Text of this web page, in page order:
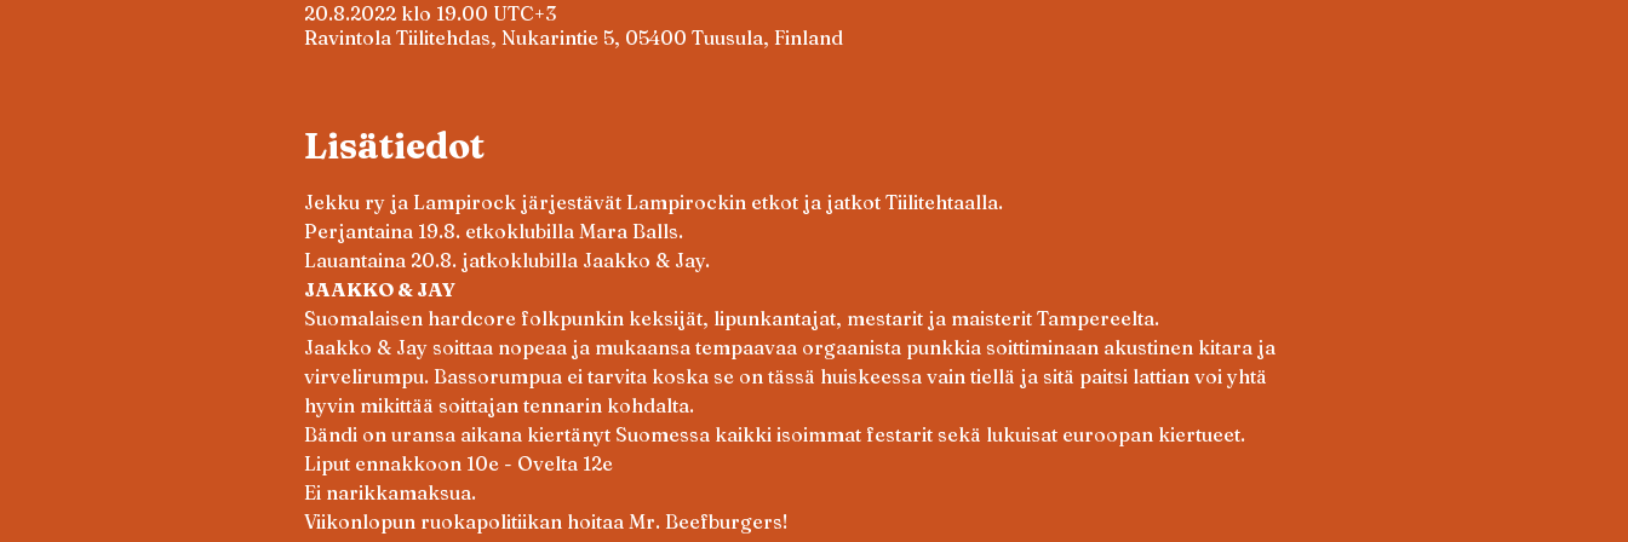
20.8.2022 klo 19.00 UTC+3
Ravintola Tiilitehdas, Nukarintie 5, 05400 Tuusula, Finland
Lisätiedot
Jekku ry ja Lampirock järjestävät Lampirockin etkot ja jatkot Tiilitehtaalla.
Perjantaina 19.8. etkoklubilla Mara Balls.
Lauantaina 20.8. jatkoklubilla Jaakko & Jay.
JAAKKO & JAY
Suomalaisen hardcore folkpunkin keksijät, lipunkantajat, mestarit ja maisterit Tampereelta.
Jaakko & Jay soittaa nopeaa ja mukaansa tempaavaa orgaanista punkkia soittiminaan akustinen kitara ja
virvelirumpu. Bassorumpua ei tarvita koska se on tässä huiskeessa vain tiellä ja sitä paitsi lattian voi yhtä
hyvin mikittää soittajan tennarin kohdalta.
Bändi on uransa aikana kiertänyt Suomessa kaikki isoimmat festarit sekä lukuisat euroopan kiertueet.
Liput ennakkoon 10e - Ovelta 12e
Ei narikkamaksua.
Viikonlopun ruokapolitiikan hoitaa Mr. Beefburgers!